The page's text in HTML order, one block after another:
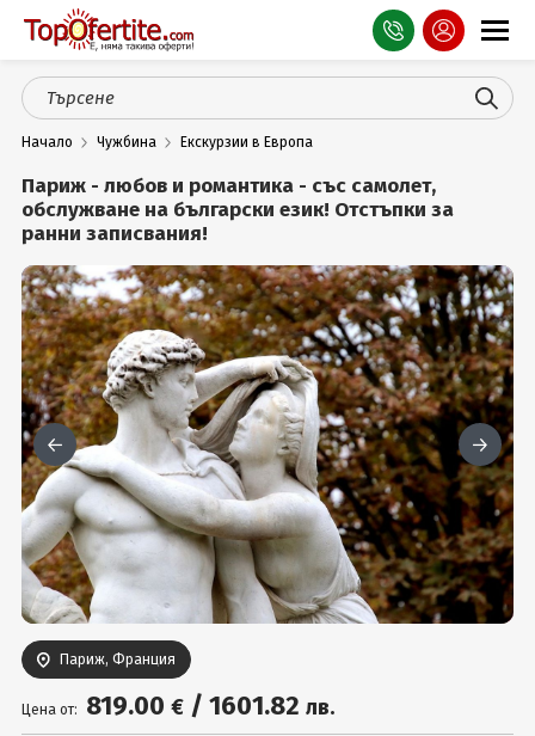
Оферти
СПА
Планина
Чужбина
Празници
Турция
Гърция
Услуги
Вход
Начало Чужбина Екскурзии в Европа
Париж - любов и романтика - със самолет,
обслужване на български език! Отстъпки за
ранни записвания!
Париж, Франция
Цена от: 819.00 € / 1601.82 лв.